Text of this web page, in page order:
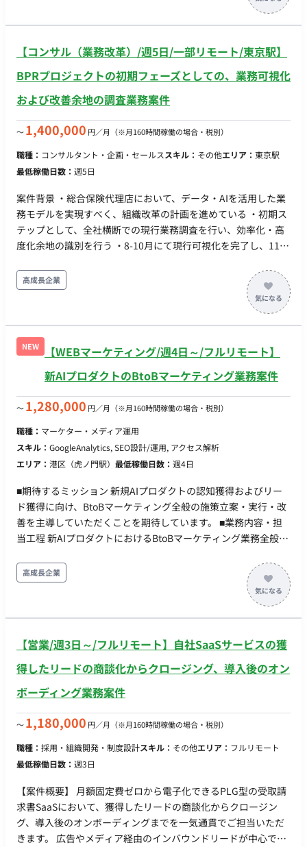
験や適性に応じて、既存クリエイター支援か新規クリエイター
開拓のどちらかを中心に担当 ・日々のやりとり、面談、データ
決、結果検証、次の打ち手まで一連を回し続ける ・実行力とそ
れを支える思考力を備えた方を求めている 【作業内容】 ・クリ
た課題の把握と信頼づくり ・新規クリエイターの開拓: まだ始
めていないクリエイターへの個別アプローチ、面談の獲得と活
動開始までの後押し ・売上・収益の改善支援: 投稿・販売設計
の改善提案、キャンペーンの活用など ・継続的な伴走: 進捗の
フォロー、施策の効果検証と次の打ち手への反映 ・社内連携:
ビス改善を推進
【コンサル（業務改革）/週5日/一部リモート/東京駅】
BPRプロジェクトの初期フェーズとしての、業務可視化
および改善余地の調査業務案件
〜1,400,000 円／月 （※月160時間稼働の場合・税別）
職種： コンサルタント・企画・セールススキル： その他エリア： 東京駅
最低稼働日数： 週5日
案件背景 ・総合保険代理店において、データ・AIを活用した業
務モデルを実現すべく、組織改革の計画を進めている ・初期ス
テップとして、全社横断での現行業務調査を行い、効率化・高
度化余地の識別を行う ・8-10月にて現行可視化を完了し、11月
画、人員配置の見直しを行う想定 支援内容 ・業務改革の調査・
分析担当として、1社先（保険DXベンダー）のDXコンサルティ
ング部長がリードするチームの実務メンバーとして参画、業務
ヒアリング、工数集計など実業務を担当 ・上記チームには、並
行してデータ活用、UX支援などのチームがあり、DXコンサルテ
ィング部長のリードのもと連携し業務にあたる 稼働率 ・100%
体制 ・PM：1社先（保険DXベンダー）のDXコンサルティング
担当、UX支援担当がそれぞれ参画 出社/リモート ・先方希望は
先：東京駅エリア
高成長企業
NEW
【WEBマーケティング/週4日～/フルリモート】
新AIプロダクトのBtoBマーケティング業務案件
〜1,280,000 円／月 （※月160時間稼働の場合・税別）
職種： マーケター・メディア運用
スキル： GoogleAnalytics, SEO設計/運用, アクセス解析
エリア： 港区（虎ノ門駅） 最低稼働日数： 週4日
■期待するミッション 新規AIプロダクトの認知獲得およびリー
ド獲得に向け、BtoBマーケティング全般の施策立案・実行・改
善を主導していただくことを期待しています。 ■業務内容・担
当工程 新AIプロダクトにおけるBtoBマーケティング業務全般を
解析、コンテンツ企画・制作、オフライン施策など多岐にわた
るマーケティング施策の実行およびディレクションを行ってい
守運用 ■働き方 ・ 稼働量：週4日〜（32H/週〜） ・ リモート稼
高成長企業
【営業/週3日～/フルリモート】自社SaaSサービスの獲
得したリードの商談化からクロージング、導入後のオン
ボーディング業務案件
〜1,180,000 円／月 （※月160時間稼働の場合・税別）
職種： 採用・組織開発・制度設計スキル： その他エリア： フルリモート
最低稼働日数： 週3日
【案件概要】 月額固定費ゼロから電子化できるPLG型の受取請
求書SaaSにおいて、獲得したリードの商談化からクロージン
グ、導入後のオンボーディングまでを一気通貫でご担当いただ
きます。 広告やメディア経由のインバウンドリードが中心であ